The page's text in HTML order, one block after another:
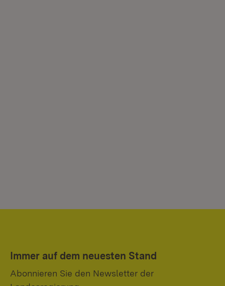
Immer auf dem neuesten Stand
Abonnieren Sie den Newsletter der